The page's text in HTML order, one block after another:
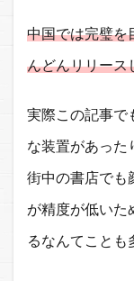
中国では完璧を
んどんリリース
実際この記事で
な装置があった
街中の書店でも
が精度が低いた
るなんてことも